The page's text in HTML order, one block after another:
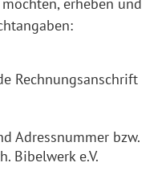
Rechnungsanschrift
Adressnummer bzw.
Bibelwerk e.V.